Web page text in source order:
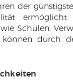
der
Schulen,
durch